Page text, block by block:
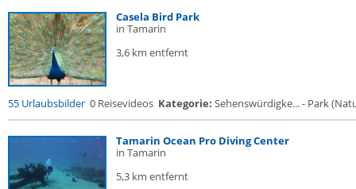
Casela Bird Park
in Tamarin
3,6 km entfernt
55 Urlaubsbilder 0 Reisevideos Kategorie: Sehenswürdigke... - Park
Tamarin Ocean Pro Diving Center
in Tamarin
5,3 km entfernt